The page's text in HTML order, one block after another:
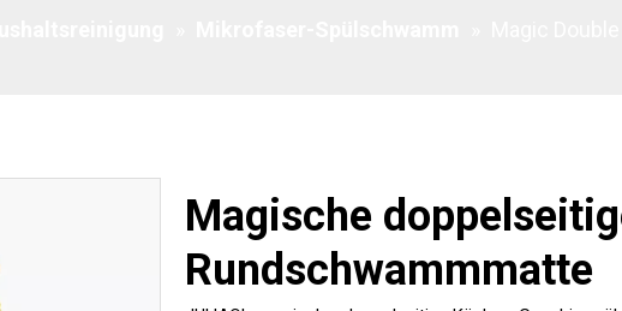
Magische
Rundschwammmatte